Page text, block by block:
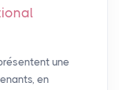
une
en